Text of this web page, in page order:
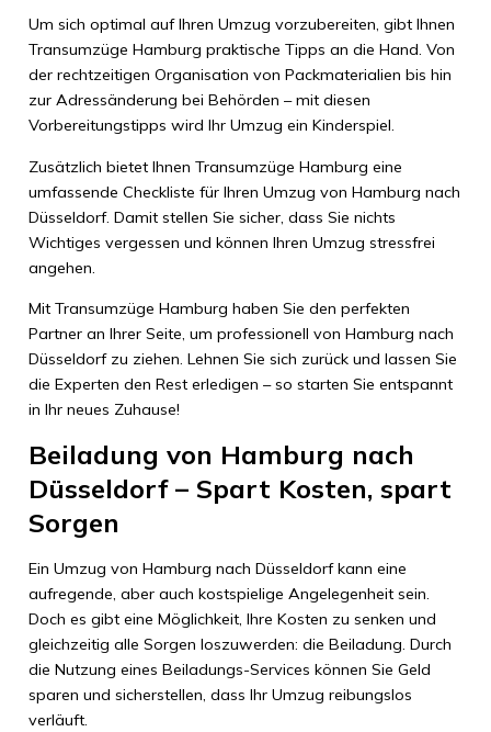
Um sich optimal auf Ihren Umzug vorzubereiten, gibt Ihnen
Transumzüge Hamburg praktische Tipps an die Hand. Von
der rechtzeitigen Organisation von Packmaterialien bis hin
zur Adressänderung bei Behörden – mit diesen
Vorbereitungstipps wird Ihr Umzug ein Kinderspiel.
Zusätzlich bietet Ihnen Transumzüge Hamburg eine
umfassende Checkliste für Ihren Umzug von Hamburg nach
Düsseldorf. Damit stellen Sie sicher, dass Sie nichts
Wichtiges vergessen und können Ihren Umzug stressfrei
angehen.
Mit Transumzüge Hamburg haben Sie den perfekten
Partner an Ihrer Seite, um professionell von Hamburg nach
Düsseldorf zu ziehen. Lehnen Sie sich zurück und lassen Sie
die Experten den Rest erledigen – so starten Sie entspannt
in Ihr neues Zuhause!
Beiladung von Hamburg nach
Düsseldorf – Spart Kosten, spart
Sorgen
Ein Umzug von Hamburg nach Düsseldorf kann eine
aufregende, aber auch kostspielige Angelegenheit sein.
Doch es gibt eine Möglichkeit, Ihre Kosten zu senken und
gleichzeitig alle Sorgen loszuwerden: die Beiladung. Durch
die Nutzung eines Beiladungs-Services können Sie Geld
sparen und sicherstellen, dass Ihr Umzug reibungslos
verläuft.